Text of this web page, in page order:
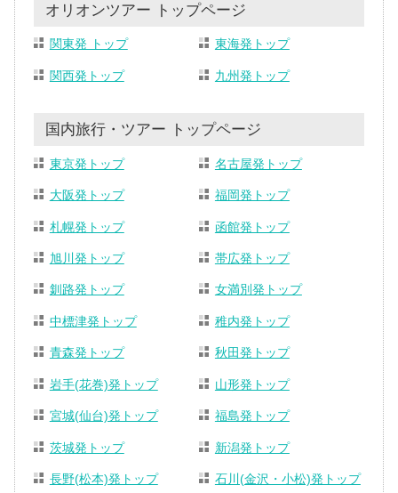
オリオンツアー トップページ
関東発 トップ 東海発トップ
関西発トップ 九州発トップ
国内旅行・ツアー トップページ
東京発トップ 名古屋発トップ
大阪発トップ 福岡発トップ
札幌発トップ 函館発トップ
旭川発トップ 帯広発トップ
釧路発トップ 女満別発トップ
中標津発トップ 稚内発トップ
青森発トップ 秋田発トップ
岩手(花巻)発トップ 山形発トップ
宮城(仙台)発トップ 福島発トップ
茨城発トップ 新潟発トップ
長野(松本)発トップ 石川(金沢・小松)発トップ